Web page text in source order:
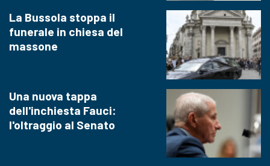
La Bussola stoppa il
funerale in chiesa del
massone
Una nuova tappa
dell'inchiesta Fauci:
l'oltraggio al Senato